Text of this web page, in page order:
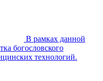
В рамках данной
богословского
технологий.